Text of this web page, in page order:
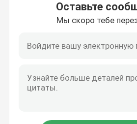
Отрезка вставки
Вставки PCD поворачивая
Инструменты карбида сверля
Оставьте
Мы скоро тебе